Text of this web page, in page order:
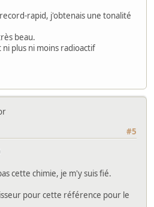
rapid, j'obtenais une tonalité
beau.
plus ni moins radioactif
#5
cette chimie, je m'y suis fié.
pour cette référence pour le